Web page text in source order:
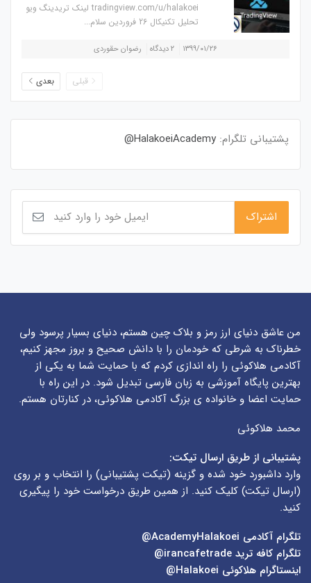
tradingview.com/u/halakoei لینک تریدینگ ویو
تحلیل تکنیکال 26 فروردین سلام...
۱۳۹۹/۰۱/۲۶ ۲ دیدگاه رضوان حقوردی
قبلی بعدی
پشتیبانی تلگرام: HalakoeiAcademy@
من عاشق دنیای ارز رمز و بلاک چین هستم، دنیای بسیار پرسود ولی
خطرناک به شرطی که خودمان را با دانش صحیح و بروز مجهز کنیم،
آکادمی هلاکوئی را راه اندازی کردم که با حمایت شما به یکی از
بهترین پایگاه آموزشی به زبان فارسی تبدیل شود. در این راه با
حمایت اعضا و خانواده ی بزرگ آکادمی هلاکوئی، در کنارتان هستم.
محمد هلاکوئی
پشتیبانی از طریق ارسال تیکت:
وارد داشبورد خود شده و گزینه (تیکت پشتیبانی) را انتخاب و بر روی
(ارسال تیکت) کلیک کنید. از همین طریق درخواست خود را پیگیری
کنید.
تلگرام آکادمی
تلگرام کافه ترید irancafetrade@
اینستاگرام هلاکوئی Halakoei@